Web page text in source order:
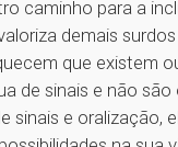
caminho para a
demais
que existem
de sinais e não são
sinais e oralização,